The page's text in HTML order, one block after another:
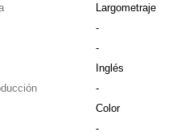
Largometraje
-
-
Inglés
-
Color
-